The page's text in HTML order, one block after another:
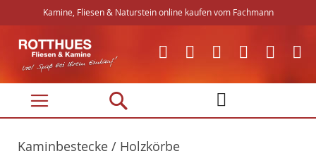
Kamine, Fliesen & Naturstein online kaufen vom Fachmann
Direkt
zum
Inhalt
Kaminbestecke / Holzkörbe